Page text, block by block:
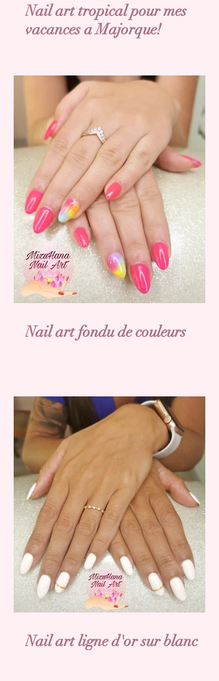
Nail art tropical pour mes
vacances a Majorque!
Nail art fondu de couleurs
Nail art ligne d'or sur blanc